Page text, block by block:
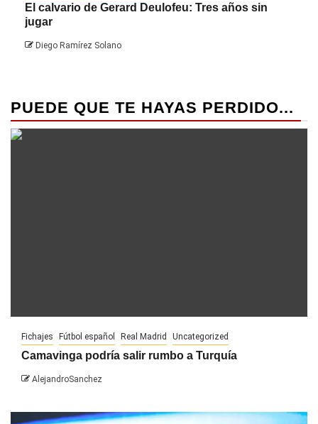
El calvario de Gerard Deulofeu: Tres años sin
jugar
Diego Ramírez Solano
PUEDE QUE TE HAYAS PERDIDO...
Fichajes Fútbol español Real Madrid Uncategorized
Camavinga podría salir rumbo a Turquía
AlejandroSanchez